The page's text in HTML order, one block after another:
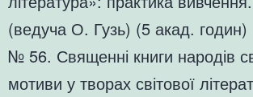
(ведуча О. Гузь) (5 акад. годин)
№ 56. Священні книги народів
мотиви у творах світової